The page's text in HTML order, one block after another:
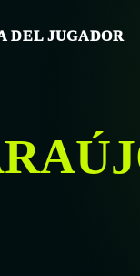
DEL JUGADOR